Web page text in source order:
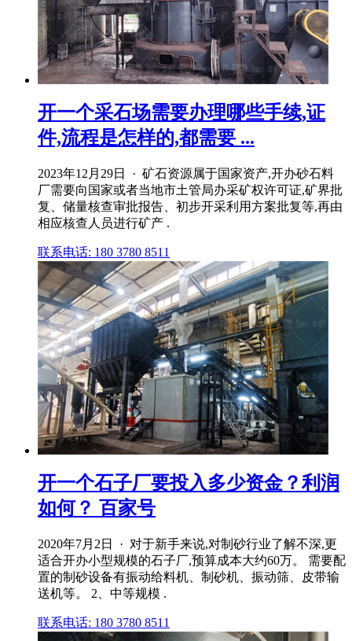
开一个采石场需要办理哪些手续,证
件,流程是怎样的,都需要 ...
2023年12月29日 · 矿石资源属于国家资产,开办砂石料
厂需要向国家或者当地市土管局办采矿权许可证,矿界批
复、储量核查审批报告、初步开采利用方案批复等,再由
相应核查人员进行矿产 .
联系电话: 180 3780 8511
开一个石子厂要投入多少资金？利润
如何？ 百家号
2020年7月2日 · 对于新手来说,对制砂行业了解不深,更
适合开办小型规模的石子厂,预算成本大约60万。 需要配
置的制砂设备有振动给料机、制砂机、振动筛、皮带输
送机等。 2、中等规模 .
联系电话: 180 3780 8511